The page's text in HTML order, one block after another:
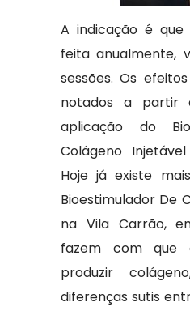
A indicação é
feita anualmente,
sessões. Os
notados a partir
aplicação do
Colágeno
Hoje já existe
Bioestimulador De
na Vila Carrão,
fazem com
produzir
diferenças sutis